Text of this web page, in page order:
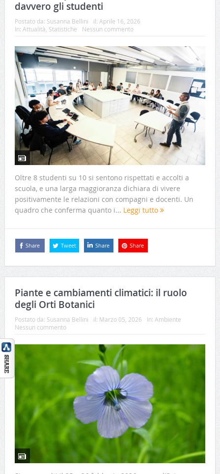
davvero gli studenti
Postato da: Susanna Bellini il: Aprile 16, 2026
In: Attualità, Statistiche Nessun commento
Oltre 8 studenti su 10 si sentono rispettati e accolti a
scuola, e una larga maggioranza dichiara di vivere
positivamente le relazioni con compagni e docenti. Un
quadro che conferma quanto i... Leggi tutto
Share Tweet Share Share
Piante e cambiamenti climatici: il ruolo
degli Orti Botanici
Postato da: Susanna Bellini il: Marzo 05, 2026 In: Ambiente
Nessun commento